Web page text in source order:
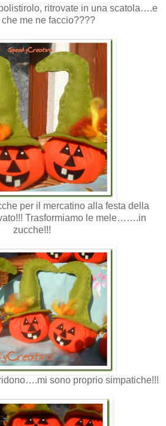
ritrovate in una scatola….e
me ne faccio????
per il mercatino alla festa della
Trasformiamo le mele…….in
zucche!!!
sono proprio simpatiche!!!